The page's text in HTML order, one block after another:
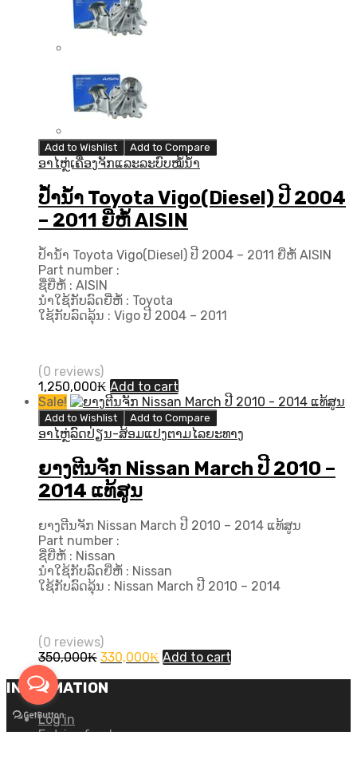
Add to Wishlist Add to Compare
ອາໄຫຼ່ເຄື່ອງຈັກແລະລະບົບໝໍ້ນ້ຳ
ປ້ຳນ້ຳ Toyota Vigo(Diesel) ປີ 2004
– 2011 ຍີ່ຫໍ້ AISIN
ປ້ຳນ້ຳ Toyota Vigo(Diesel) ປີ 2004 – 2011 ຍີ່ຫໍ້ AISIN
Part number :
ຊື່ຍີ່ຫໍ້ : AISIN
ນຳໃຊ້ກັບລົດຍີ່ຫໍ້ : Toyota
ໃຊ້ກັບລົດລຸ້ນ : Vigo ປີ 2004 – 2011
(0 reviews)
1,250,000₭ Add to cart
Sale!
Add to Wishlist Add to Compare
ອາໄຫຼ່ລົດປ່ຽນ-ສ້ອມແປງຕາມໄລຍະທາງ
ຍາງຕີນຈັກ Nissan March ປີ​ 2010 –
2014 ແທ້ສູນ
ຍາງຕີນຈັກ Nissan March ປີ​ 2010 – 2014 ແທ້ສູນ
Part number :
ຊື່ຍີ່ຫໍ້ : Nissan
ນຳໃຊ້ກັບລົດຍີ່ຫໍ້ : Nissan
ໃຊ້ກັບລົດລຸ້ນ : Nissan March ປີ​ 2010 – 2014
(0 reviews)
350,000₭ Original
was:
330,000₭ Current
Add to cart
INFORMATION
Log in
Entries feed